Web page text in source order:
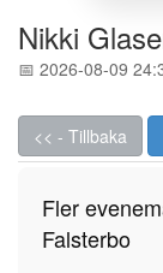
Nikki
📅 2026-08-09
<< - Tillbaka
Fler
Falsterbo